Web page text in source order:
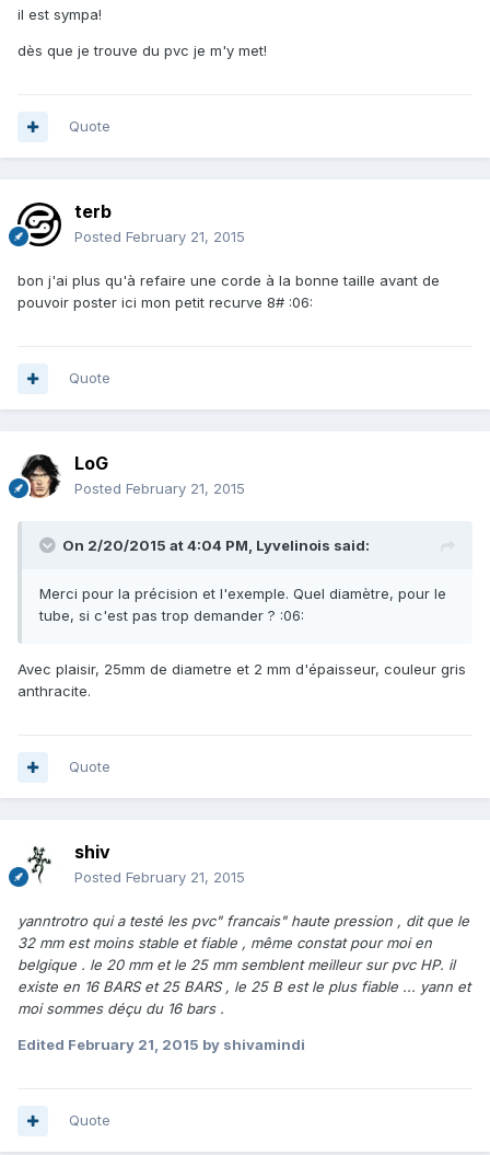
il est sympa!
dès que je trouve du pvc je m'y met!
Quote
terb
Posted February 21, 2015
bon j'ai plus qu'à refaire une corde à la bonne taille avant de
pouvoir poster ici mon petit recurve 8# :06:
Quote
LoG
Posted February 21, 2015
On 2/20/2015 at 4:04 PM, Lyvelinois said:
Merci pour la précision et l'exemple. Quel diamètre, pour le
tube, si c'est pas trop demander ? :06:
Avec plaisir, 25mm de diametre et 2 mm d'épaisseur, couleur gris
anthracite.
Quote
shiv
Posted February 21, 2015
yanntrotro qui a testé les pvc" francais" haute pression , dit que le
32 mm est moins stable et fiable , même constat pour moi en
belgique . le 20 mm et le 25 mm semblent meilleur sur pvc HP. il
existe en 16 BARS et 25 BARS , le 25 B est le plus fiable ... yann et
moi sommes déçu du 16 bars .
Edited February 21, 2015 by shivamindi
Quote